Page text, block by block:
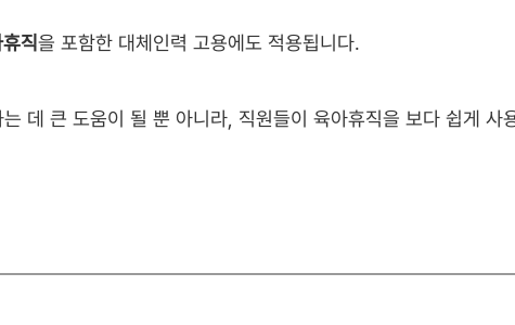
직을 포함한 대체인력 고용에도 적용됩니다.
데 큰 도움이 될 뿐 아니라, 직원들이 육아휴직을 보다 쉽게 사